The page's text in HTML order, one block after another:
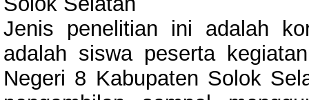
Jenis penelitian ini adalah
adalah siswa peserta
Negeri 8 Kabupaten Solok